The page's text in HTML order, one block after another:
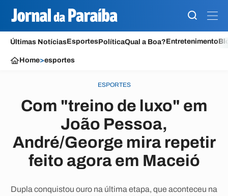
Últimas NotíciasEsportesPolíticaQual a Boa?Entretenimento
Home>esportes
ESPORTES
Com "treino de luxo" em
João Pessoa,
André/George mira repetir
feito agora em Maceió
Dupla conquistou ouro na última etapa, que aconteceu na